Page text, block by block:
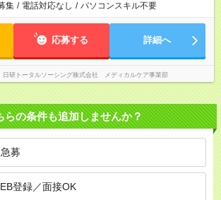
集 / 電話対応なし / パソコンスキル不要
応募する 詳細へ
日研トータルソーシング株式会社 メディカルケア事業部
らの条件も追加しませんか？
募
登録／面接OK